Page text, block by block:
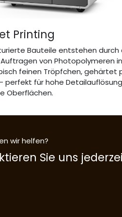
Printing
Bauteile entstehen durch
von Photopolymeren in
feinen Tröpfchen, gehärtet
perfekt für hohe Detailauflösung
Oberflächen.
wir helfen?
Sie uns